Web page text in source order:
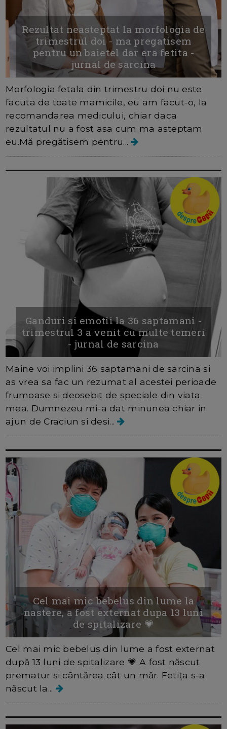
Rezultat neasteptat la morfologia de
trimestrul doi - ma pregatisem
pentru un baietel dar era fetita -
jurnal de sarcina
Morfologia fetala din trimestru doi nu este
facuta de toate mamicile, eu am facut-o, la
recomandarea medicului, chiar daca
rezultatul nu a fost asa cum ma asteptam
eu.Mă pregătisem pentru...
Ganduri si emotii la 36 saptamani -
trimestrul 3 a venit cu multe temeri
- jurnal de sarcina
Maine voi implini 36 saptamani de sarcina si
as vrea sa fac un rezumat al acestei perioade
frumoase si deosebit de speciale din viata
mea. Dumnezeu mi-a dat minunea chiar in
ajun de Craciun si desi...
Cel mai mic bebelus din lume la
nastere, a fost externat dupa 13 luni
de spitalizare 💗
Cel mai mic bebeluș din lume a fost externat
după 13 luni de spitalizare 💗 A fost născut
prematur si cântărea cât un măr. Fetița s-a
născut la...